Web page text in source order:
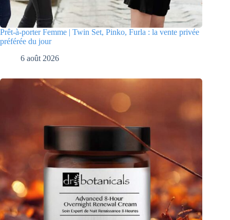
Prêt-à-porter Femme | Twin Set, Pinko, Furla : la vente privée
préférée du jour
6 août 2026